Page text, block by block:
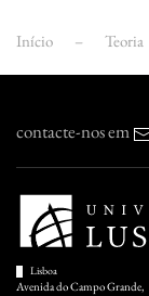
Início Teoria
contacte-nos em
Lisboa
Avenida do Campo Grande,